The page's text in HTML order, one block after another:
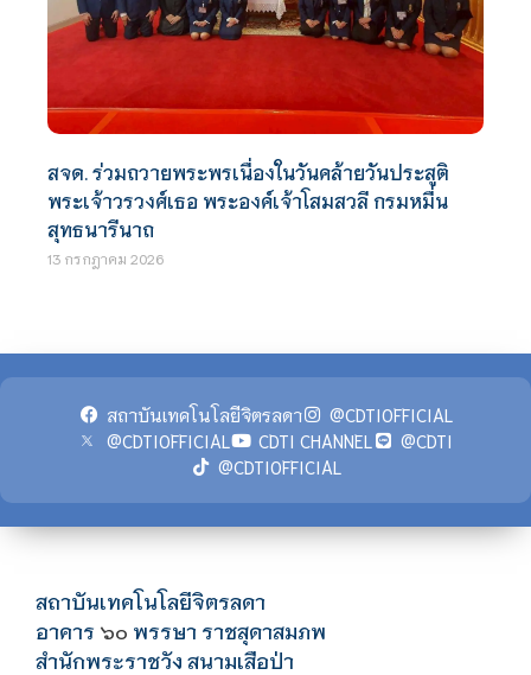
สจด. ร่วมถวายพระพรเนื่องในวันคล้ายวันประสูติ
พระเจ้าวรวงศ์เธอ พระองค์เจ้าโสมสวลี กรมหมื่น
สุทธนารีนาถ
13 กรกฎาคม 2026
สถาบันเทคโนโลยีจิตรลดา
@CDTIOFFICIAL
@CDTIOFFICIAL
CDTI CHANNEL
@CDTI
@CDTIOFFICIAL
สถาบันเทคโนโลยีจิตรลดา
อาคาร ๖๐ พรรษา ราชสุดาสมภพ
สำนักพระราชวัง สนามเสือป่า